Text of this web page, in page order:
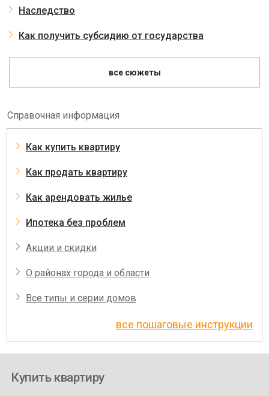
Наследство
Как получить субсидию от государства
все сюжеты
Справочная информация
Как купить квартиру
Как продать квартиру
Как арендовать жилье
Ипотека без проблем
Акции и скидки
О районах города и области
Все типы и серии домов
все пошаговые инструкции
Купить квартиру